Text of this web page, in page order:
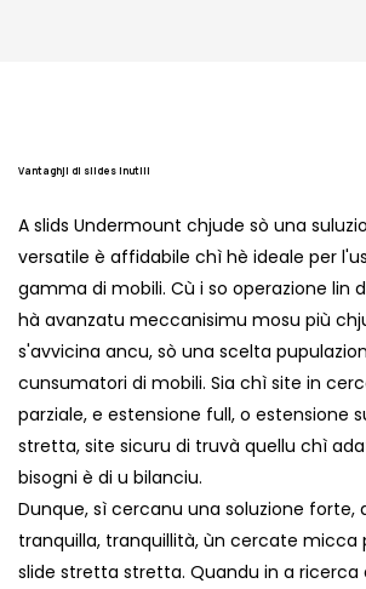
Vantaghji di slides inutili
A slids Undermount chjude sò una
versatile è affidabile chì hè ideale per
gamma di mobili. Cù i so operazione lin
hà avanzatu meccanisimu mosu più
s'avvicina ancu, sò una scelta
cunsumatori di mobili. Sia chì site in
parziale, e estensione full, o estensione
stretta, site sicuru di truvà quellu chì
bisogni è di u bilanciu.
Dunque, sì cercanu una soluzione forte,
tranquilla, tranquillità, ùn cercate micca
slide stretta stretta. Quandu in a ricerca